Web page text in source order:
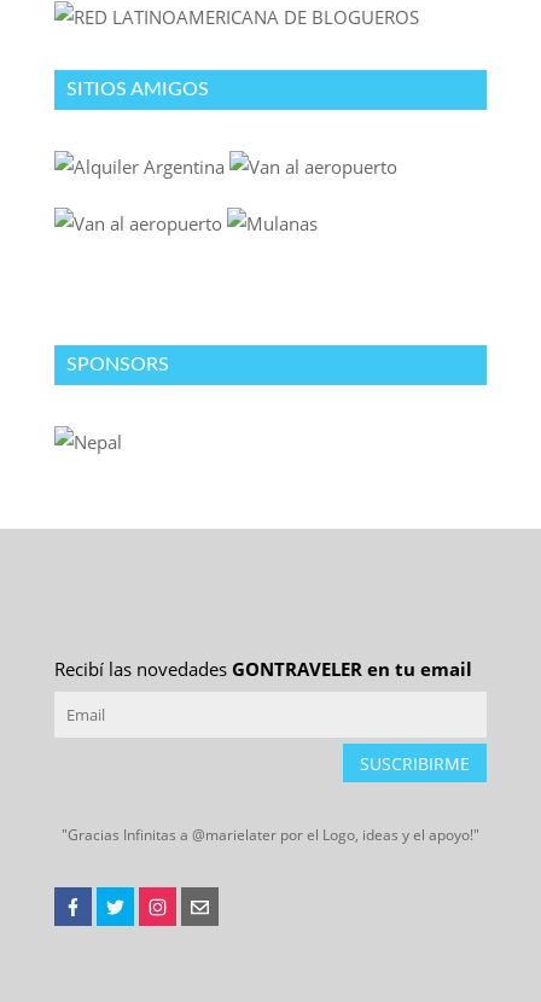
SITIOS AMIGOS
SPONSORS
Recibí las novedades GONTRAVELER en tu email
SUSCRIBIRME
"Gracias Infinitas a @marielater por el Logo, ideas y el apoyo!"